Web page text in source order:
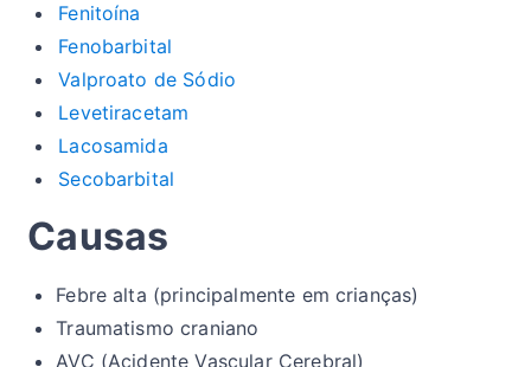
Fenitoína
Fenobarbital
Valproato de Sódio
Levetiracetam
Lacosamida
Secobarbital
Causas
Febre alta (principalmente em crianças)
Traumatismo craniano
AVC (Acidente Vascular Cerebral)